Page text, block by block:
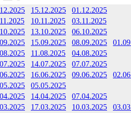
15.12.2025
01.12.2025
10.11.2025
03.11.2025
13.10.2025
06.10.2025
15.09.2025 08.09.2025
11.08.2025
04.08.2025
14.07.2025
07.07.2025
16.06.2025 09.06.2025
05.05.2025
14.04.2025
07.04.2025
17.03.2025 10.03.2025